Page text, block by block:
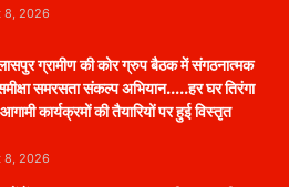
8, 2026
ग्रामीण की कोर ग्रुप बैठक में संगठनात्मक
समीक्षा समरसता संकल्प अभियान…..हर घर तिरंगा
कार्यक्रमों की तैयारियों पर हुई विस्तृत
8, 2026